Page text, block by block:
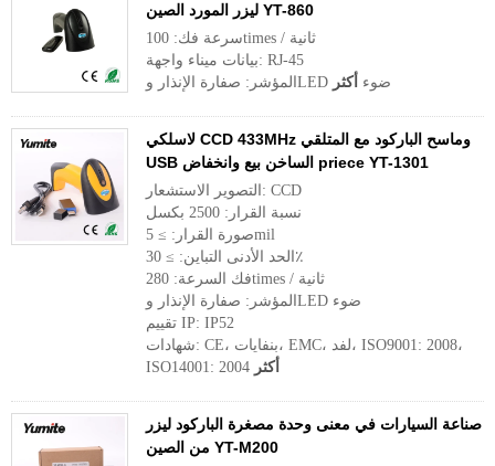
ليزر المورد الصين YT-860
سرعة فك: 100times / ثانية
بيانات ميناء واجهة: RJ-45
المؤشر: صفارة الإنذار وLED ضوء أكثر
لاسلكي CCD 433MHz وماسح الباركود مع المتلقي
USB الساخن بيع وانخفاض priece YT-1301
التصوير الاستشعار: CCD
نسبة القرار: 2500 بكسل
صورة القرار: ≥ 5mil
الحد الأدنى التباين: ≥ 30٪
فك السرعة: 280times / ثانية
المؤشر: صفارة الإنذار وLED ضوء
تقييم IP: IP52
شهادات: CE، بنفايات، EMC، لفد، ISO9001: 2008،
ISO14001: 2004 أكثر
صناعة السيارات في معنى وحدة مصغرة الباركود ليزر
من الصين YT-M200